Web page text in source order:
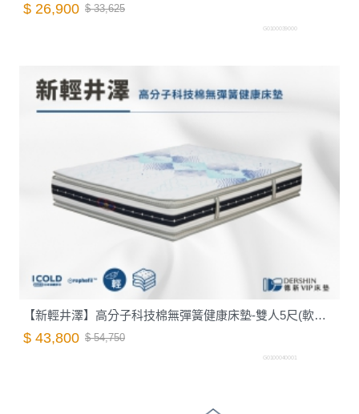
$ 26,900 $ 33,625
G0100039000
【新輕井澤】高分子科技棉無彈簧健康床墊-雙人5尺(軟硬適中)｜德新 VIP 床墊
$ 43,800 $ 54,750
G0100040001